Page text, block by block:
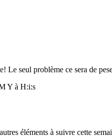
Le seul problème ce sera de
Y à H:i:s
éléments à suivre cette